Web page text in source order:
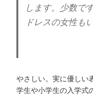
します。少数で
ドレスの女性も
やさしい。実に優しい
学生や小学生の入学式